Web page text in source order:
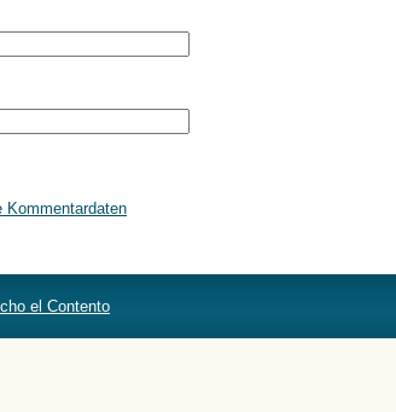
Kommentardaten
el Contento